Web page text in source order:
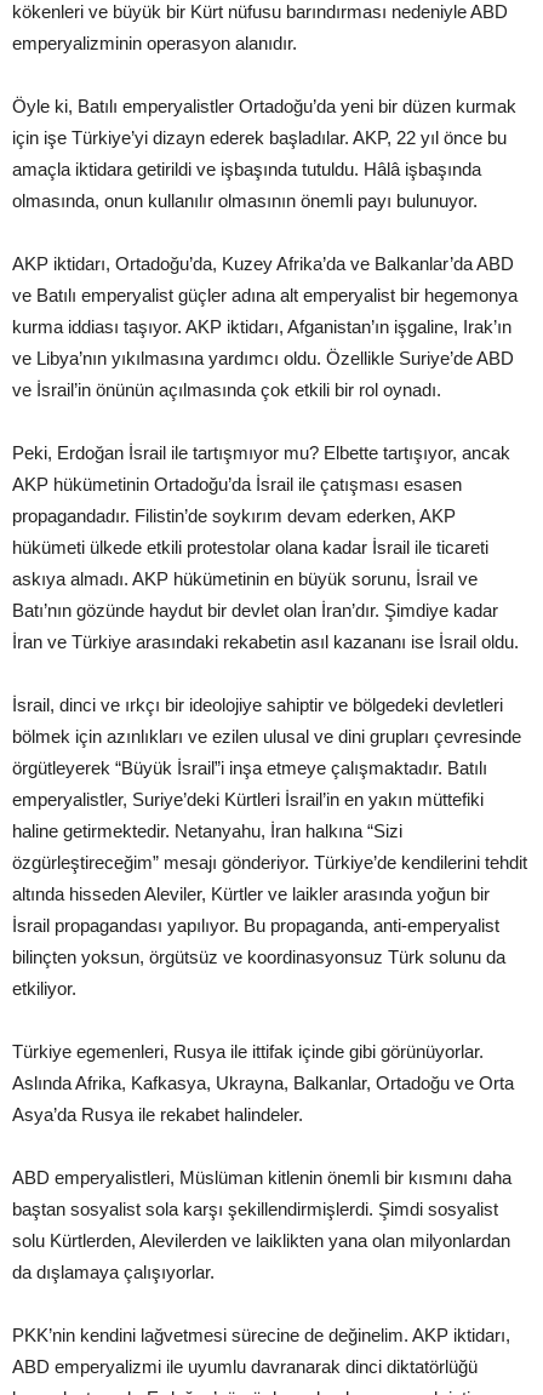
kökenleri ve büyük bir Kürt nüfusu barındırması nedeniyle ABD
emperyalizminin operasyon alanıdır.
Öyle ki, Batılı emperyalistler Ortadoğu’da yeni bir düzen kurmak
için işe Türkiye’yi dizayn ederek başladılar. AKP, 22 yıl önce bu
amaçla iktidara getirildi ve işbaşında tutuldu. Hâlâ işbaşında
olmasında, onun kullanılır olmasının önemli payı bulunuyor.
AKP iktidarı, Ortadoğu’da, Kuzey Afrika’da ve Balkanlar’da ABD
ve Batılı emperyalist güçler adına alt emperyalist bir hegemonya
kurma iddiası taşıyor. AKP iktidarı, Afganistan’ın işgaline, Irak’ın
ve Libya’nın yıkılmasına yardımcı oldu. Özellikle Suriye’de ABD
ve İsrail’in önünün açılmasında çok etkili bir rol oynadı.
Peki, Erdoğan İsrail ile tartışmıyor mu? Elbette tartışıyor, ancak
AKP hükümetinin Ortadoğu’da İsrail ile çatışması esasen
propagandadır. Filistin’de soykırım devam ederken, AKP
hükümeti ülkede etkili protestolar olana kadar İsrail ile ticareti
askıya almadı. AKP hükümetinin en büyük sorunu, İsrail ve
Batı’nın gözünde haydut bir devlet olan İran’dır. Şimdiye kadar
İran ve Türkiye arasındaki rekabetin asıl kazananı ise İsrail oldu.
İsrail, dinci ve ırkçı bir ideolojiye sahiptir ve bölgedeki devletleri
bölmek için azınlıkları ve ezilen ulusal ve dini grupları çevresinde
örgütleyerek “Büyük İsrail”i inşa etmeye çalışmaktadır. Batılı
emperyalistler, Suriye’deki Kürtleri İsrail’in en yakın müttefiki
haline getirmektedir. Netanyahu, İran halkına “Sizi
özgürleştireceğim” mesajı gönderiyor. Türkiye’de kendilerini tehdit
altında hisseden Aleviler, Kürtler ve laikler arasında yoğun bir
İsrail propagandası yapılıyor. Bu propaganda, anti-emperyalist
bilinçten yoksun, örgütsüz ve koordinasyonsuz Türk solunu da
etkiliyor.
Türkiye egemenleri, Rusya ile ittifak içinde gibi görünüyorlar.
Aslında Afrika, Kafkasya, Ukrayna, Balkanlar, Ortadoğu ve Orta
Asya’da Rusya ile rekabet halindeler.
ABD emperyalistleri, Müslüman kitlenin önemli bir kısmını daha
baştan sosyalist sola karşı şekillendirmişlerdi. Şimdi sosyalist
solu Kürtlerden, Alevilerden ve laiklikten yana olan milyonlardan
da dışlamaya çalışıyorlar.
PKK’nin kendini lağvetmesi sürecine de değinelim. AKP iktidarı,
ABD emperyalizmi ile uyumlu davranarak dinci diktatörlüğü